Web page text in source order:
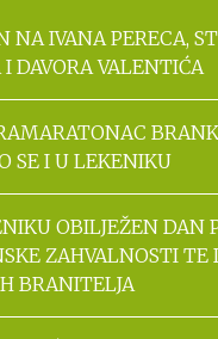
NA IVANA PERECA,
DAVORA VALENTIĆA
SE I U LEKENIKU
OBILJEŽEN DAN
ZAHVALNOSTI TE
BRANITELJA